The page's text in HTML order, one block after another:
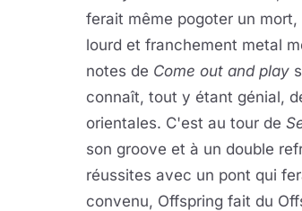
ferait même pogoter un mort,
lourd et franchement metal
notes de Come out and play
connaît, tout y étant génial,
orientales. C'est au tour de
son groove et à un double
réussites avec un pont qui
convenu, Offspring fait du